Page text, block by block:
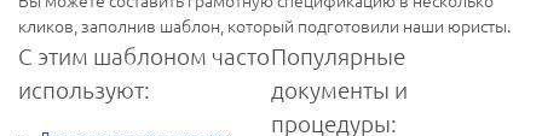
кликов, заполнив шаблон, который подготовили наши юристы.
С этим шаблоном часто
используют:
Популярные
документы и
процедуры: